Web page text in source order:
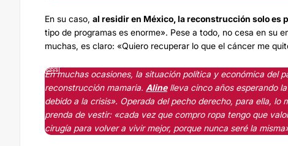
En su caso, al residir en México, la reconstrucción solo es
tipo de programas es enorme». Pese a todo, no cesa en su
muchas, es claro: «Quiero recuperar lo que el cáncer me
En muchas ocasiones, la situación política y económica del
reconstrucción mamaria. Alinelleva cinco años esperando
debido a la crisis». Operada del pecho derecho, para ella,
prenda de vestir: «cada vez que compro ropa tengo que
cirugía para volver a vivir mejor, porque nunca seré la